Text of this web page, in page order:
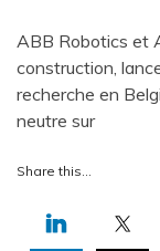
ABB Robotics et
construction,
recherche en
neutre sur
Share this...